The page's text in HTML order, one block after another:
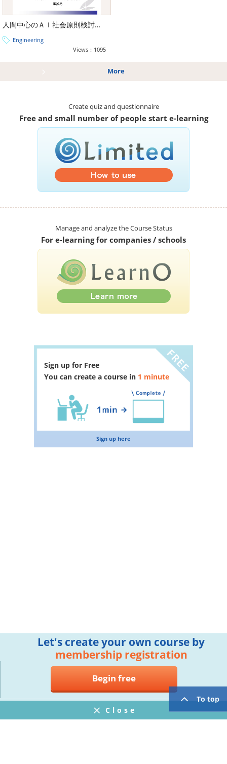
人間中心のＡＩ社会原則検討会議 - 国内外の動向
Engineering
Views：1095
More
Create quiz and questionnaire
Free and small number of people start e-learning
Manage and analyze the Course Status
For e-learning for companies / schools
Sign up for Free
You can create a course in 1 minute
Sign up here
To top
Let's create your own course by
membership registration
Begin free
Close